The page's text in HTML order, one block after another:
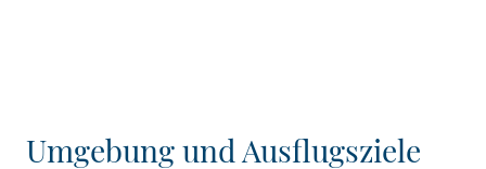
Umgebung und Ausflugsziele